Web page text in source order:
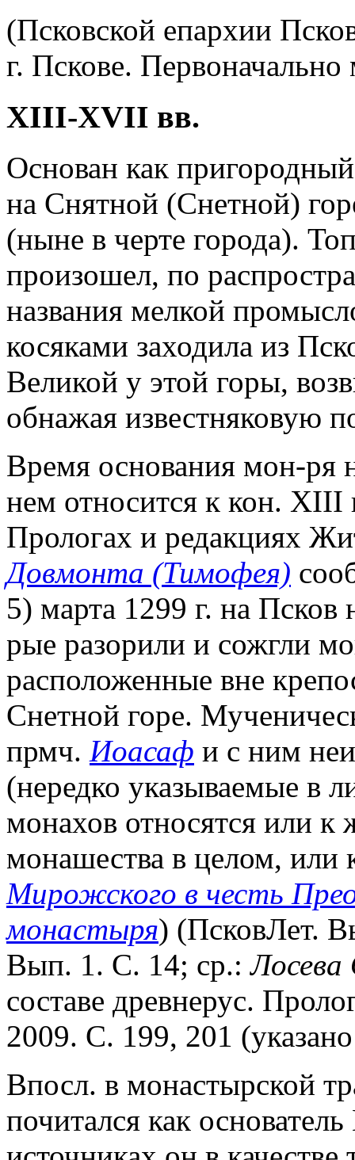
(Псковской епархии
г. Пскове.
XIII-XVII вв.
Основан как
на Снятной (Снетной)
(ныне в черте города).
произошел, по
названия мелкой
косяками заходила из
Великой у этой горы,
обнажая известняковую
Время основания мон-ря
нем относится к кон. XIII
Прологах и редакциях
Довмонта (Тимофея)
5) марта 1299 г. на
рые разорили и сожгли
расположенные вне
Снетной горе.
прмч. Иоасаф и с ним
(нередко указываемые в
монахов относятся или к
монашества в целом, или
Мирожского в честь
монастыря) (ПсковЛет.
Вып. 1. С. 14; ср.:
составе древнерус.
2009. С. 199, 201
Впосл. в монастырской
почитался как